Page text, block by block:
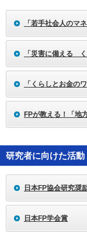
「若手社会人のマ
「災害に備える
「くらしとお金の
FPが教える！「地
研究者に向けた活動
日本FP協会研究奨
日本FP学会賞